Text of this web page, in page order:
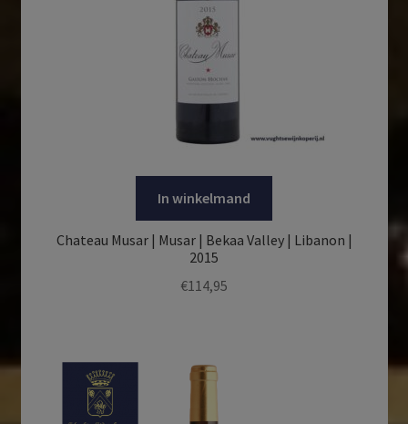
In winkelmand
Chateau Musar | Musar | Bekaa Valley | Libanon |
2015
€114,95